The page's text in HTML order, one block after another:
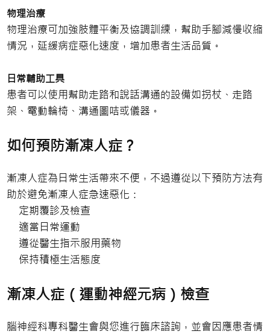
物理治療
物理治療可加強肢體平衡及協調訓練，幫助手腳減慢收縮
情況，延緩病症惡化速度，增加患者生活品質。
日常輔助工具
患者可以使用幫助走路和說話溝通的設備如拐杖、走路
架、電動輪椅、溝通圖咭或儀器。
如何預防漸凍人症？
漸凍人症為日常生活帶來不便，不過遵從以下預防方法有
助於避免漸凍人症急速惡化：
定期覆診及檢查
適當日常運動
遵從醫生指示服用藥物
保持積極生活態度
漸凍人症（運動神經元病）檢查
腦神經科專科醫生會與您進行臨床諮詢，並會因應患者情